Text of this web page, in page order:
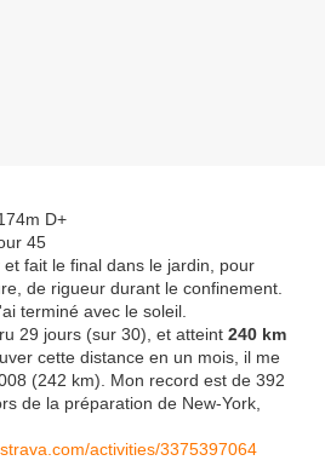
174m D+
45
fait le final dans le jardin, pour
de rigueur durant le confinement.
terminé avec le soleil.
29 jours (sur 30), et atteint 240 km
cette distance en un mois, il me
(242 km). Mon record est de 392
de la préparation de New-York,
activities/3375397064